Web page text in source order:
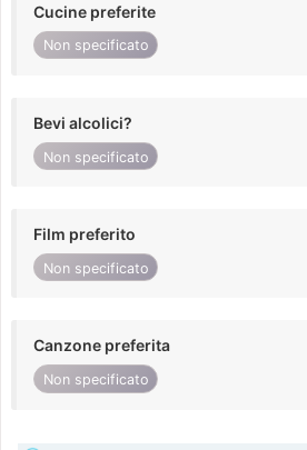
Cucine preferite
Non specificato
Bevi alcolici?
Non specificato
Film preferito
Non specificato
Canzone preferita
Non specificato